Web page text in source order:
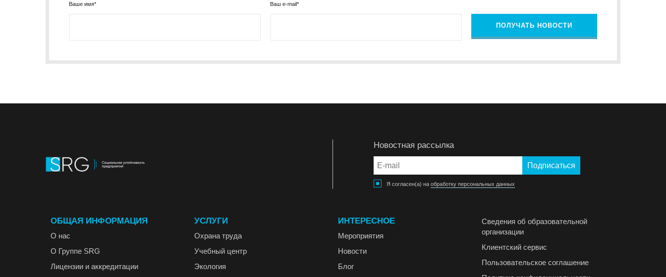
Ваше имя* Ваш e-mail*
ПОЛУЧАТЬ НОВОСТИ
Новостная рассылка
Я согласен(а) на обработку персональных данных
ОБЩАЯ ИНФОРМАЦИЯ
О нас
О Группе SRG
Лицензии и аккредитации
УСЛУГИ
Охрана труда
Учебный центр
Экология
ИНТЕРЕСНОЕ
Мероприятия
Новости
Блог
Сведения об образовательной
организации
Клиентский сервис
Пользовательское соглашение